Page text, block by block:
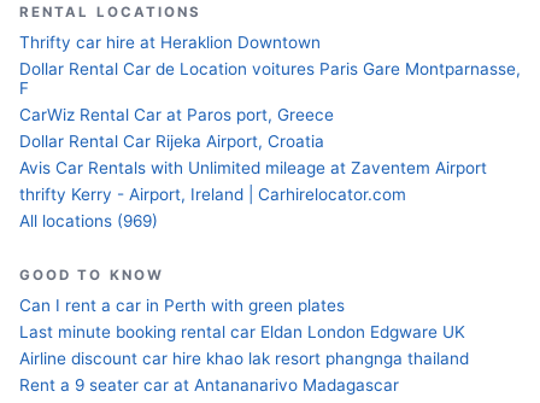
RENTAL LOCATIONS
Thrifty car hire at Heraklion Downtown
Dollar Rental Car de Location voitures Paris Gare Montparnasse,
F
CarWiz Rental Car at Paros port, Greece
Dollar Rental Car Rijeka Airport, Croatia
Avis Car Rentals with Unlimited mileage at Zaventem Airport
thrifty Kerry - Airport, Ireland | Carhirelocator.com
All locations (969)
GOOD TO KNOW
Can I rent a car in Perth with green plates
Last minute booking rental car Eldan London Edgware UK
Airline discount car hire khao lak resort phangnga thailand
Rent a 9 seater car at Antananarivo Madagascar